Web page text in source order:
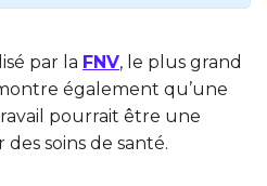
par la FNV, le plus grand
également qu’une
pourrait être une
soins de santé.